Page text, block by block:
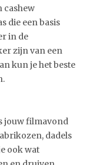
cashew
die een basis
in de
zijn van een
kun je het beste
jouw filmavond
dadels
ook wat